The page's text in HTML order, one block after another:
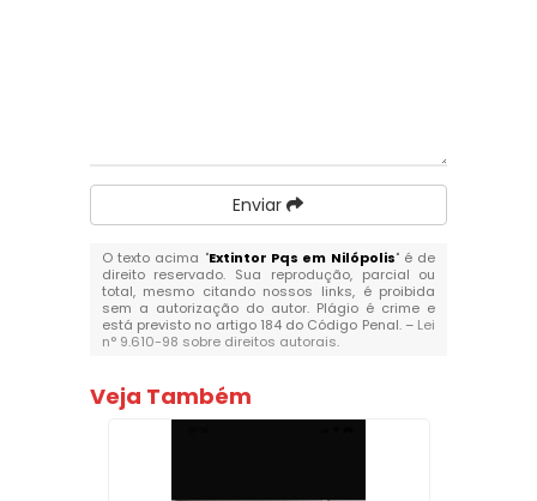
Enviar
O texto acima "Extintor Pqs em Nilópolis" é de
direito reservado. Sua reprodução, parcial ou
total, mesmo citando nossos links, é proibida
sem a autorização do autor. Plágio é crime e
está previsto no artigo 184 do Código Penal. – Lei
n° 9.610-98 sobre direitos autorais.
Veja Também